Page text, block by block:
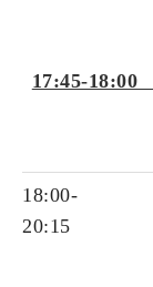
17:45-
18:00-
20:15